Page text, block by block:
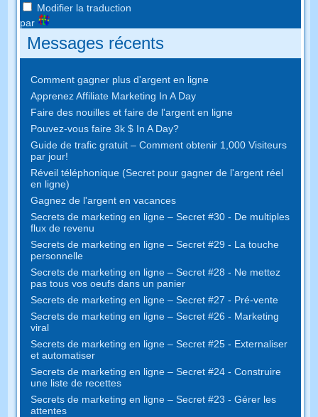
Modifier la traduction
par
Messages récents
Comment gagner plus d'argent en ligne
Apprenez Affiliate Marketing In A Day
Faire des nouilles et faire de l'argent en ligne
Pouvez-vous faire 3k $ In A Day?
Guide de trafic gratuit – Comment obtenir 1,000 Visiteurs
par jour!
Réveil téléphonique (Secret pour gagner de l'argent réel
en ligne)
Gagnez de l'argent en vacances
Secrets de marketing en ligne – Secret #30 - De multiples
flux de revenu
Secrets de marketing en ligne – Secret #29 - La touche
personnelle
Secrets de marketing en ligne – Secret #28 - Ne mettez
pas tous vos oeufs dans un panier
Secrets de marketing en ligne – Secret #27 - Pré-vente
Secrets de marketing en ligne – Secret #26 - Marketing
viral
Secrets de marketing en ligne – Secret #25 - Externaliser
et automatiser
Secrets de marketing en ligne – Secret #24 - Construire
une liste de recettes
Secrets de marketing en ligne – Secret #23 - Gérer les
attentes